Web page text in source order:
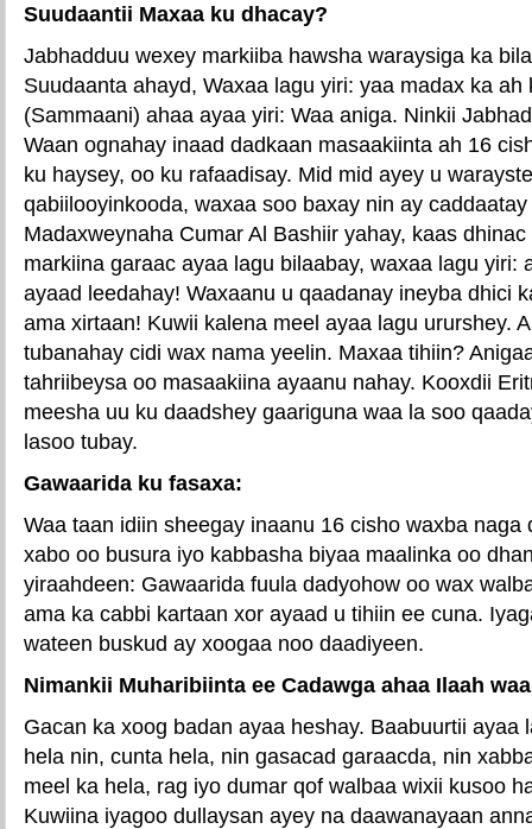
Suudaantii Maxaa ku dhacay?
Jabhadduu wexey markiiba hawsha waraysiga ka
Suudaanta ahayd, Waxaa lagu yiri: yaa madax ka ah
(Sammaani) ahaa ayaa yiri: Waa aniga. Ninkii
Waan ognahay inaad dadkaan masaakiinta ah 16
ku haysey, oo ku rafaadisay. Mid mid ayey u
qabiilooyinkooda, waxaa soo baxay nin ay
Madaxweynaha Cumar Al Bashiir yahay, kaas
markiina garaac ayaa lagu bilaabay, waxaa lagu yiri:
ayaad leedahay! Waxaanu u qaadanay ineyba dhici
ama xirtaan! Kuwii kalena meel ayaa lagu ururshey.
tubanahay cidi wax nama yeelin. Maxaa tihiin?
tahriibeysa oo masaakiina ayaanu nahay. Kooxdii
meesha uu ku daadshey gaariguna waa la soo
lasoo tubay.
Gawaarida ku fasaxa:
Waa taan idiin sheegay inaanu 16 cisho waxba naga
xabo oo busura iyo kabbasha biyaa maalinka oo
yiraahdeen: Gawaarida fuula dadyohow oo wax
ama ka cabbi kartaan xor ayaad u tihiin ee cuna.
wateen buskud ay xoogaa noo daadiyeen.
Nimankii Muharibiinta ee Cadawga ahaa Ilaah
Gacan ka xoog badan ayaa heshay. Baabuurtii ayaa
hela nin, cunta hela, nin gasacad garaacda, nin
meel ka hela, rag iyo dumar qof walbaa wixii kusoo
Kuwiina iyagoo dullaysan ayey na daawanayaan